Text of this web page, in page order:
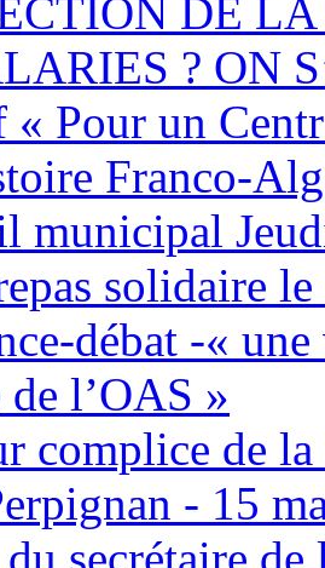
DE
? ON
Pour un
Franco-
municipal
solidaire
débat -«
l’OAS »
complice de
- 15
secrétaire